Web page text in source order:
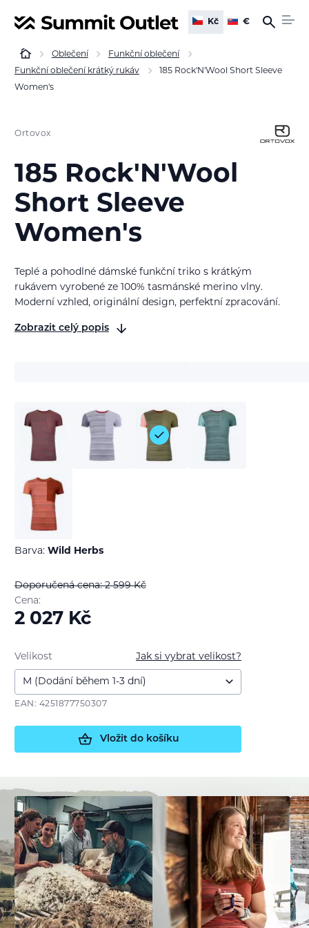
Kč €
Oblečení
Funkční oblečení
Funkční oblečení krátký rukáv
185 Rock'N'Wool Short Sleeve
Women's
Ortovox
185 Rock'N'Wool
Short Sleeve
Women's
Teplé a pohodlné dámské funkční triko s krátkým
rukávem vyrobené ze 100% tasmánské merino vlny.
Moderní vzhled, originální design, perfektní zpracování.
Zobrazit celý popis
Barva: Wild Herbs
Doporučená cena: 2 599Kč
Cena:
2 027 Kč
Jak si vybrat velikost?
Velikost
EAN: 4251877750307
Vložit do košíku